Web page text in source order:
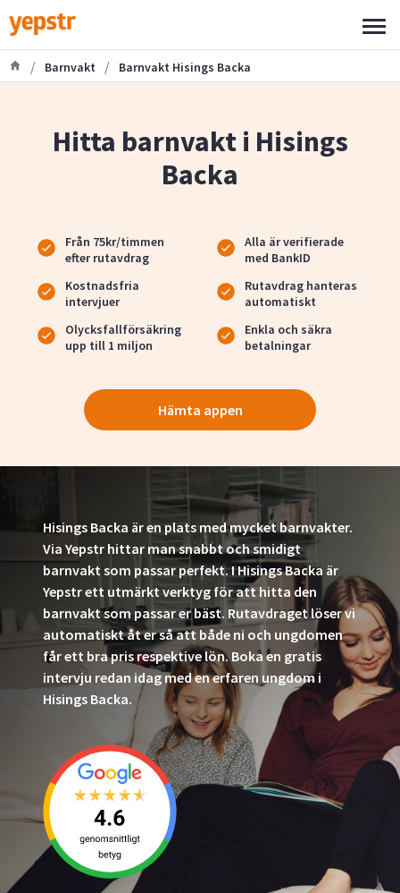
/ Barnvakt / Barnvakt Hisings Backa
Hitta barnvakt i Hisings
Backa
Från 75kr/timmen
efter rutavdrag
Alla är verifierade
med BankID
Kostnadsfria
intervjuer
Rutavdrag hanteras
automatiskt
Olycksfallförsäkring
upp till 1 miljon
Enkla och säkra
betalningar
Hämta appen
Hisings Backa är en plats med mycket barnvakter.
Via Yepstr hittar man snabbt och smidigt
barnvakt som passar perfekt. I Hisings Backa är
Yepstr ett utmärkt verktyg för att hitta den
barnvakt som passar er bäst. Rutavdraget löser vi
automatiskt åt er så att både ni och ungdomen
får ett bra pris respektive lön. Boka en gratis
intervju redan idag med en erfaren ungdom i
Hisings Backa.